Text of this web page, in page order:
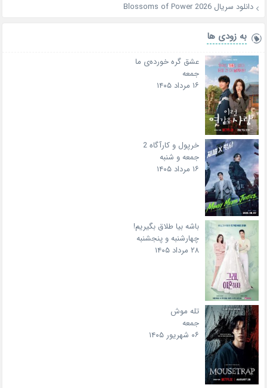
دانلود سریال Blossoms of Power 2026
به زودی ها
عشق گره خورده‌ی ما
جمعه
۱۶ مرداد ۱۴۰۵
خرپول و کارآگاه 2
جمعه و شنبه
۱۶ مرداد ۱۴۰۵
باشه بیا طلاق بگیریم!
چهارشنبه و پنجشنبه
۲۸ مرداد ۱۴۰۵
تله موش
جمعه
۰۶ شهریور ۱۴۰۵